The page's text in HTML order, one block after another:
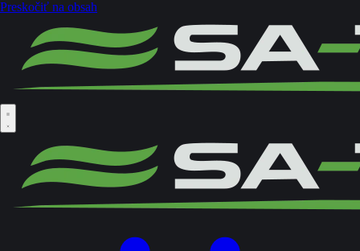
Preskočiť na obsah